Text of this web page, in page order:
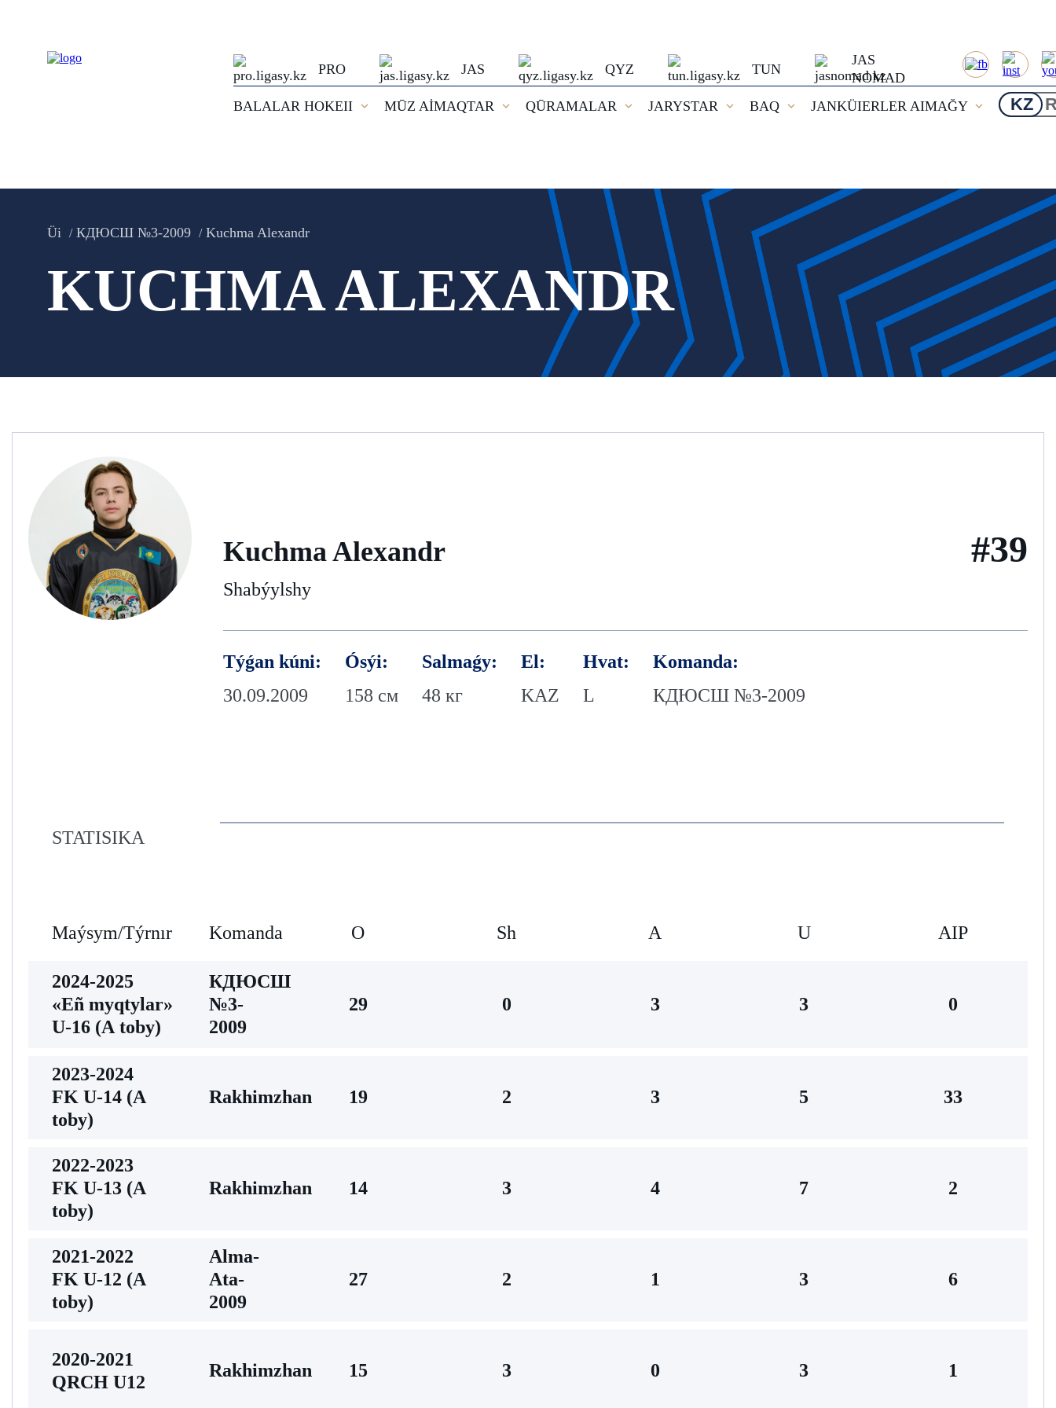
PRO JAS QYZ TUN
JAS
NOMAD
BALALAR HOKEII
MŪZ AİMAQTAR QŪRAMALAR JARYSTAR BAQ JANKÜIERLER AIMAĞY KZ
Üi КДЮСШ №3-2009 Kuchma Alexandr
KUCHMA ALEXANDR
Kuchma Alexandr
Shabýylshy
#39
Týǵan kúni:
30.09.2009
Ósýi:
158 см
Salmaǵy:
48 кг
El:
KAZ
Hvat:
L
Komanda:
КДЮСШ №3-2009
STATISIKA
Maýsym/Týrnır Komanda O Sh А U AIP
2024-2025
«Eñ myqtylar»
U-16 (А toby)
КДЮСШ
№3-
2009
29 0 3 3 0
2023-2024
FK U-14 (A
toby)
Rakhimzhan 19 2 3 5 33
2022-2023
FK U-13 (A
toby)
Rakhimzhan 14 3 4 7 2
2021-2022
FK U-12 (A
toby)
Alma-
Аta-
2009
27 2 1 3 6
2020-2021
QRCH U12
Rakhimzhan 15 3 0 3 1